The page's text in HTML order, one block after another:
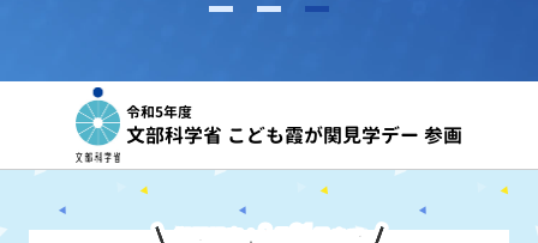
令和5年度
文部科学省 こども霞が関見学デー 参画
期間限定！8月 31 まで